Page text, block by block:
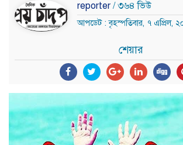
reporter / ৩৬৪ ভিউ
আপডেট : বৃহস্পতিবার, ৭ এপ্রিল,
শেয়ার